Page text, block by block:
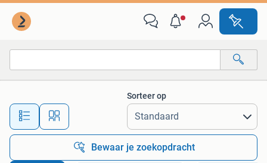
Alle afstanden…
Sorteer op
Bewaar je zoekopdracht